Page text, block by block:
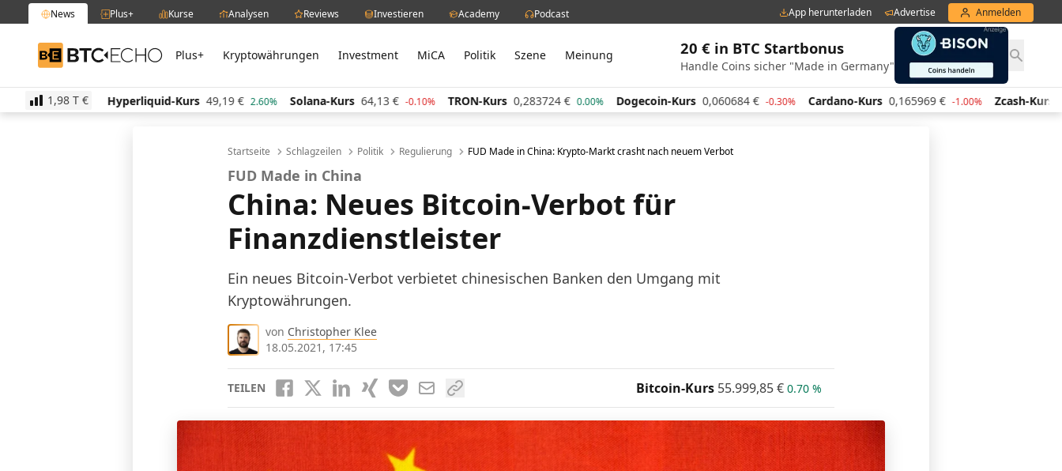
News Plus+ Kurse Analysen Reviews Investieren Academy Podcast App herunterladen Advertise Anmelden
BTC-ECHO Plus+ Kryptowährungen Investment MiCA Politik Szene Meinung 20 € in BTC Startbonus
Handle Coins sicher "Made in Germany"
1,98 T €
Hyperliquid-Kurs 49,19 € 2.60% Solana-Kurs 64,13 € -0.10% TRON-Kurs 0,283724 € 0.00% Dogecoin-Kurs 0,060684 € -0.30% Cardano-Kurs 0,165969 € -1.00% Zcash-Kurs 447,29 €
Startseite Schlagzeilen Politik Regulierung FUD Made in China: Krypto-Markt crasht nach neuem Verbot
FUD Made in China
China: Neues Bitcoin-Verbot für
Finanzdienstleister
Ein neues Bitcoin-Verbot verbietet chinesischen Banken den Umgang mit
Kryptowährungen.
von Christopher Klee
18.05.2021, 17:45
TEILEN Bitcoin-Kurs 55.999,85€ 0.70 %